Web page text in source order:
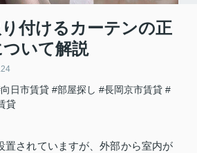
付けるカーテンの正
いて解説
日市賃貸 #部屋探し #長岡京市賃貸 #
貸
置されていますが、外部から室内が